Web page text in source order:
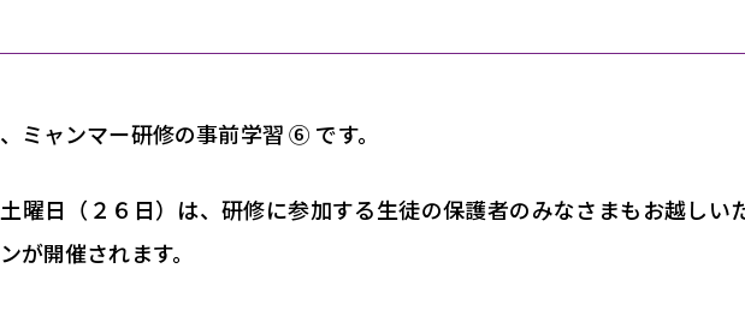
ミャンマー研修の事前学習 ⑥ です。
曜日（２６日）は、研修に参加する生徒の保護者のみなさまもお越しい
が開催されます。